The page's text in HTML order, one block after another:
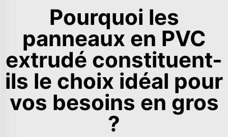
Pourquoi les
panneaux en PVC
extrudé constituent-
ils le choix idéal pour
vos besoins en gros
?